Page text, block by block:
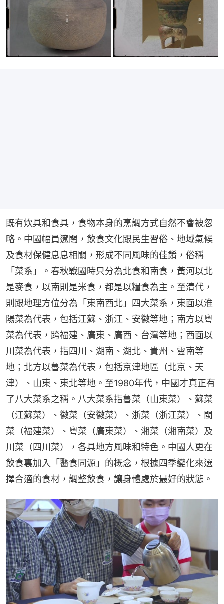
既有炊具和食具，食物本身的烹調方式自然不會被忽
略。中國幅員遼闊，飲食文化跟民生習俗、地域氣候
及食材保健息息相關，形成不同風味的佳餚，俗稱
「菜系」。春秋戰國時只分為北食和南食，黃河以北
是麥食，以南則是米食，都是以糧食為主。至清代，
則跟地理方位分為「東南西北」四大菜系，東面以淮
陽菜為代表，包括江蘇、浙江、安徽等地；南方以粵
菜為代表，跨福建、廣東、廣西、台灣等地；西面以
川菜為代表，指四川、湖南、湖北、貴州、雲南等
地；北方以魯菜為代表，包括京津地區（北京、天
津）、山東、東北等地。至1980年代，中國才真正有
了八大菜系之稱。八大菜系指鲁菜（山東菜）、蘇菜
（江蘇菜）、徽菜（安徽菜）、浙菜（浙江菜）、閩
菜（福建菜）、粵菜（廣東菜）、湘菜（湘南菜）及
川菜（四川菜），各具地方風味和特色。中國人更在
飲食裏加入「醫食同源」的概念，根據四季變化來選
擇合適的食材，調整飲食，讓身體處於最好的狀態。